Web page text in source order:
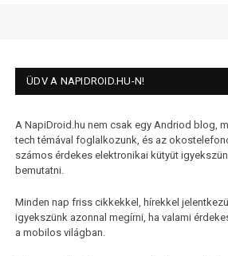
ÜDV A NAPIDROID.HU-N!
A NapiDroid.hu nem csak egy Andriod blog,
tech témával foglalkozunk, és az
számos érdekes elektronikai kütyüt
bemutatni.
Minden nap friss cikkekkel, hírekkel
igyekszünk azonnal megírni, ha valami
a mobilos világban.